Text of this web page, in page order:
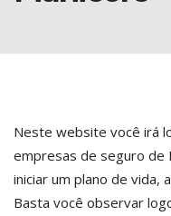
Neste website você irá
empresas de seguro de
iniciar um plano de vida,
Basta você observar